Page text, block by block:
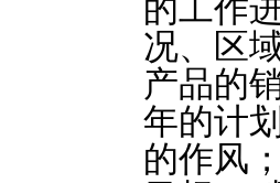
的工作
况、区
产品的
年的计
的作风